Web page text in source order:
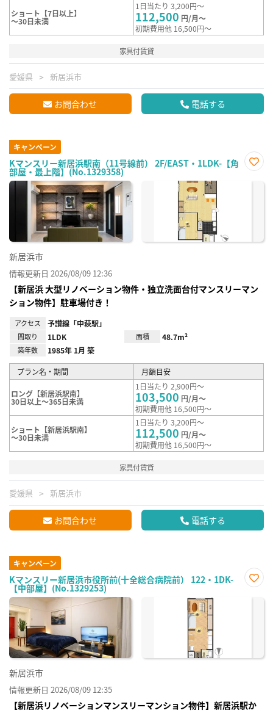
ショート【7日以上】
～30日未満
1日当たり 3,200円～
112,500 円/月～
初期費用他 16,500円～
家具付賃貸
愛媛県 新居浜市
お問合わせ 電話する
キャンペーン
Kマンスリー新居浜駅南（11号線前） 2F/EAST・1LDK-【角
部屋・最上階】(No.1329358)
に入
新居浜市
情報更新日 2026/08/09 12:36
【新居浜 大型リノベーション物件・独立洗面台付マンスリーマン
ション物件】駐車場付き！
アクセス 予讃線「中萩駅」
間取り 1LDK 面積 48.7m²
築年数 1985年 1月 築
プラン名・期間 月額目安
ロング【新居浜駅南】
30日以上～365日未満
1日当たり 2,900円～
103,500 円/月～
初期費用他 16,500円～
ショート【新居浜駅南】
～30日未満
1日当たり 3,200円～
112,500 円/月～
初期費用他 16,500円～
家具付賃貸
愛媛県 新居浜市
お問合わせ 電話する
キャンペーン
Kマンスリー新居浜市役所前(十全総合病院前） 122・1DK-
【中部屋】(No.1329253)
に入
新居浜市
情報更新日 2026/08/09 12:35
【新居浜リノベーションマンスリーマンション物件】新居浜駅か